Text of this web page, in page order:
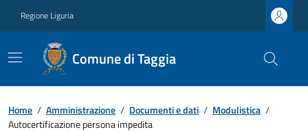
Regione Liguria
Comune di Taggia
Home / Amministrazione / Documenti e dati / Modulistica /
Autocertificazione persona impedita